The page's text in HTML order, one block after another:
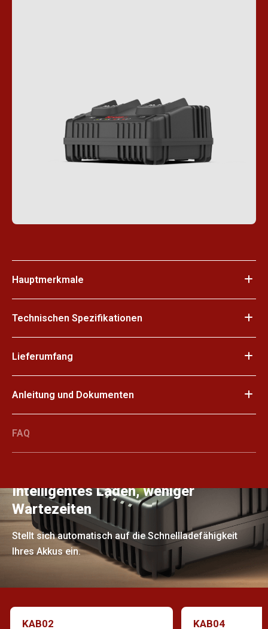
Hauptmerkmale
Technischen Spezifikationen
Lieferumfang
Anleitung und Dokumenten
FAQ
Intelligentes Laden, weniger
Wartezeiten
Stellt sich automatisch auf die Schnellladefähigkeit
Ihres Akkus ein.
KAB02 KAB04